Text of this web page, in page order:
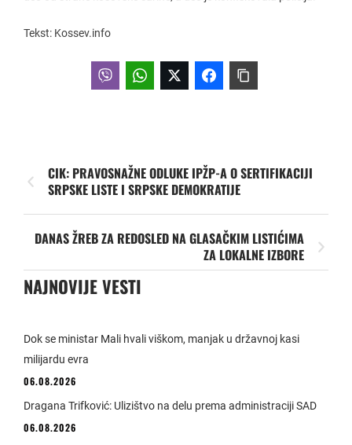
Tekst: Kossev.info
CIK: PRAVOSNAŽNE ODLUKE IPŽP-A O SERTIFIKACIJI
SRPSKE LISTE I SRPSKE DEMOKRATIJE
DANAS ŽREB ZA REDOSLED NA GLASAČKIM LISTIĆIMA
ZA LOKALNE IZBORE
NAJNOVIJE VESTI
Dok se ministar Mali hvali viškom, manjak u državnoj kasi
milijardu evra
06.08.2026
Dragana Trifković: Ulizištvo na delu prema administraciji SAD
06.08.2026